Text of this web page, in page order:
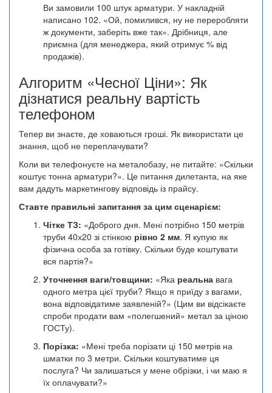
Ви замовили 100 штук арматури. У накладній
написано 102. «Ой, помилився, ну не переробляти
ж документи, заберіть вже так». Дрібниця, але
приємна (для менеджера, який отримує % від
продажів).
Алгоритм «Чесної Ціни»: Як
дізнатися реальну вартість
телефоном
Тепер ви знаєте, де ховаються гроші. Як використати це
знання, щоб не переплачувати?
Коли ви телефонуєте на металобазу, не питайте: «Скільки
коштує тонна арматури?». Це питання дилетанта, на яке
вам дадуть маркетингову відповідь із прайсу.
Ставте правильні запитання за цим сценарієм:
Чітке ТЗ: «Доброго дня. Мені потрібно 150 метрів
труби 40х20 зі стінкою рівно 2 мм. Я купую як
фізична особа за готівку. Скільки буде коштувати
вся партія?»
Уточнення ваги/товщини: «Яка реальна вага
одного метра цієї труби? Якщо я приїду з вагами,
вона відповідатиме заявленій?» (Цим ви відсікаєте
спроби продати вам «полегшений» метал за ціною
ГОСТу).
Порізка: «Мені треба порізати ці 150 метрів на
шматки по 3 метри. Скільки коштуватиме ця
послуга? Чи залишаться у мене обрізки, і чи маю я
їх оплачувати?»